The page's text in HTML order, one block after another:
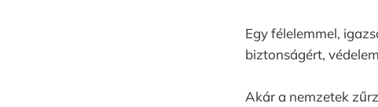
Egy félelemmel,
biztonságért,
Akár a nemzetek